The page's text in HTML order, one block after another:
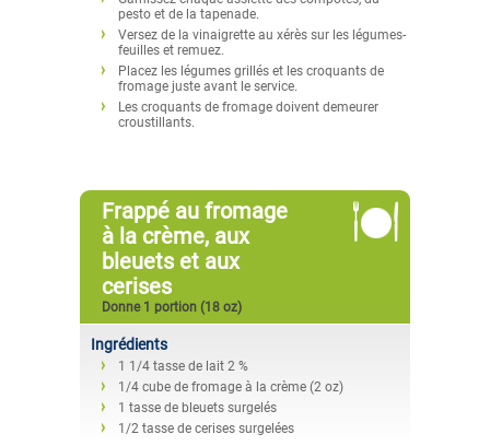
pesto et de la tapenade.
Versez de la vinaigrette au xérès sur les légumes-
feuilles et remuez.
Placez les légumes grillés et les croquants de
fromage juste avant le service.
Les croquants de fromage doivent demeurer
croustillants.
Frappé au fromage
à la crème, aux
bleuets et aux
cerises
Donne 1 portion (18 oz)
Ingrédients
1 1/4 tasse de lait 2 %
1/4 cube de fromage à la crème (2 oz)
1 tasse de bleuets surgelés
1/2 tasse de cerises surgelées